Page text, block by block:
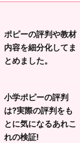
ポピーの評判や教材
内容を細分化してま
とめました。
小学ポピーの評判
は?実際の評判をも
とに気になるあれこ
れの検証!